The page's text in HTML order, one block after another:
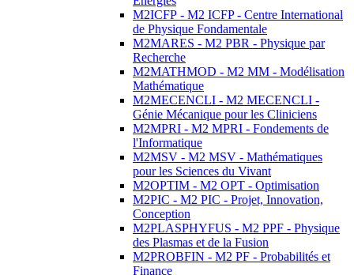
M2ICFP - M2 ICFP - Centre International
de Physique Fondamentale
M2MARES - M2 PBR - Physique par
Recherche
M2MATHMOD - M2 MM - Modélisation
Mathématique
M2MECENCLI - M2 MECENCLI -
Génie Mécanique pour les Cliniciens
M2MPRI - M2 MPRI - Fondements de
l'Informatique
M2MSV - M2 MSV - Mathématiques
pour les Sciences du Vivant
M2OPTIM - M2 OPT - Optimisation
M2PIC - M2 PIC - Projet, Innovation,
Conception
M2PLASPHYFUS - M2 PPF - Physique
des Plasmas et de la Fusion
M2PROBFIN - M2 PF - Probabilités et
Finance